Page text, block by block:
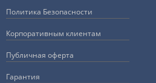
Политика Безопасности
Корпоративным клиентам
Публичная оферта
Гарантия